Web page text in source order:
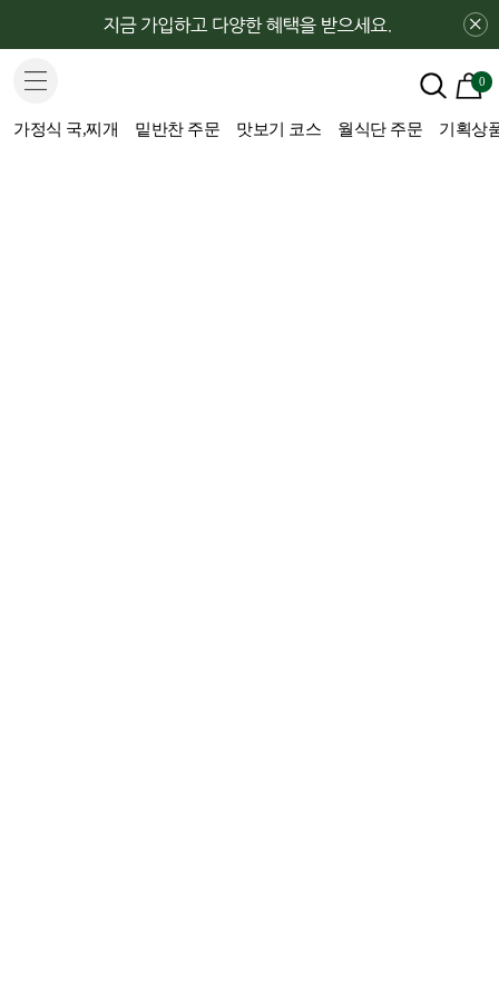
×
0
가정식 국,찌개 밑반찬 주문 맛보기 코스 월식단 주문 기획상